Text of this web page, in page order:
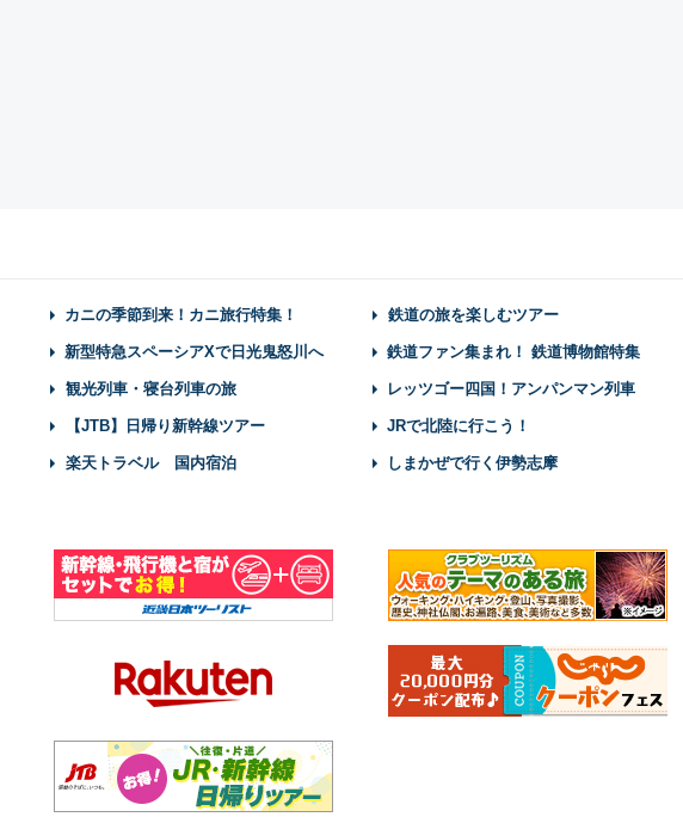
カニの季節到来！カニ旅行特集！ 鉄道の旅を楽しむツアー
新型特急スペーシアXで日光鬼怒川へ 鉄道ファン集まれ！ 鉄道博物館特集
観光列車・寝台列車の旅 レッツゴー四国！アンパンマン列車
【JTB】日帰り新幹線ツアー JRで北陸に行こう！
楽天トラベル 国内宿泊 しまかぜで行く伊勢志摩